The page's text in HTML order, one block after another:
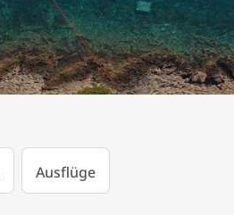
Ausflüge